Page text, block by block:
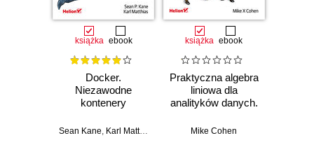
książka ebook
Docker.
Niezawodne
kontenery
Praktyczne
Sean Kane, Karl Matthias
książka ebook
Praktyczna algebra
liniowa dla
analityków danych.
koncepcji do
Mike Cohen